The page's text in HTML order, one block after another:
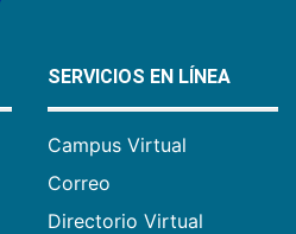
SERVICIOS EN LÍNEA
Campus Virtual
Correo
Directorio Virtual